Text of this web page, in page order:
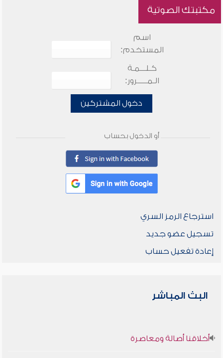
مكتبتك الصوتية
اسم
المستخدم:
كـلـــمـة
الـمـــــرور:
دخول المشتركين
أو الدخول بحساب
استرجاع الرمز السري
تسجيل عضو جديد
إعادة تفعيل حساب
البث المباشر
أخلاقنا أصالة ومعاصرة